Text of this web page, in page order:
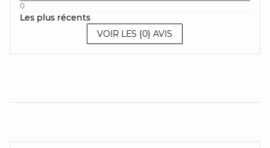
0
Les plus récents
VOIR LES {0} AVIS